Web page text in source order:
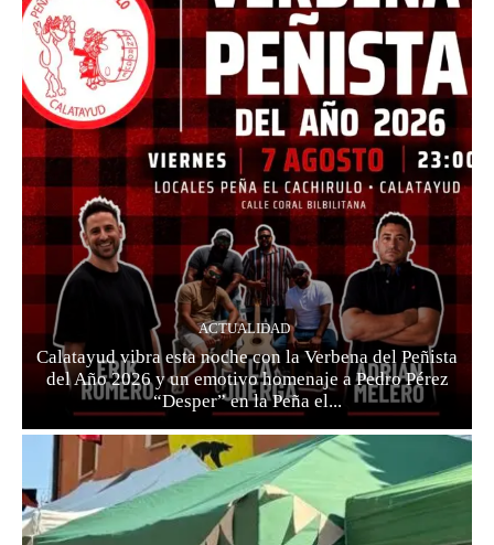
ACTUALIDAD
Calatayud vibra esta noche con la Verbena del Peñista
del Año 2026 y un emotivo homenaje a Pedro Pérez
“Desper” en la Peña el...